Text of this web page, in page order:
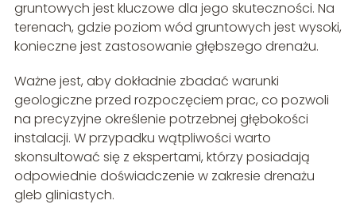
gruntowych jest kluczowe dla jego skuteczności. Na
terenach, gdzie poziom wód gruntowych jest wysoki,
konieczne jest zastosowanie głębszego drenażu.
Ważne jest, aby dokładnie zbadać warunki
geologiczne przed rozpoczęciem prac, co pozwoli
na precyzyjne określenie potrzebnej głębokości
instalacji. W przypadku wątpliwości warto
skonsultować się z ekspertami, którzy posiadają
odpowiednie doświadczenie w zakresie drenażu
gleb gliniastych.